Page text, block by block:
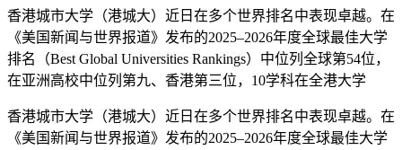
香港城市大学（港城大）近日在多个世界排名中表现卓越。在
《美国新闻与世界报道》发布的2025–2026年度全球最佳大学
排名（Best Global Universities Rankings）中位列全球第54位，
在亚洲高校中位列第九、香港第三位，10学科在全港大学
香港城市大学（港城大）近日在多个世界排名中表现卓越。在
《美国新闻与世界报道》发布的2025–2026年度全球最佳大学